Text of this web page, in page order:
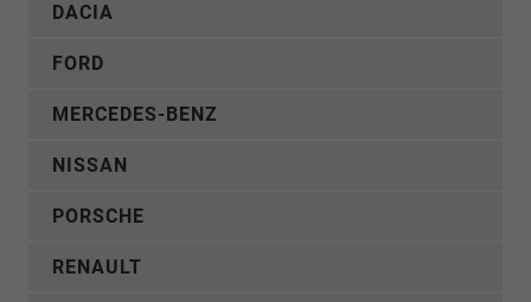
DACIA
FORD
MERCEDES-BENZ
NISSAN
PORSCHE
RENAULT